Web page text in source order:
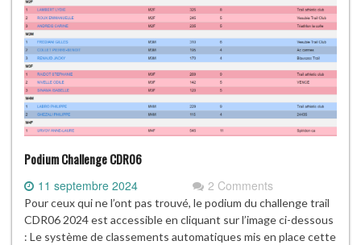
Podium Challenge CDR06
11 septembre 2024 2 Comments
Pour ceux qui ne l’ont pas trouvé, le podium du challenge trail
CDR06 2024 est accessible en cliquant sur l’image ci-dessous
: Le système de classements automatiques mis en place cette